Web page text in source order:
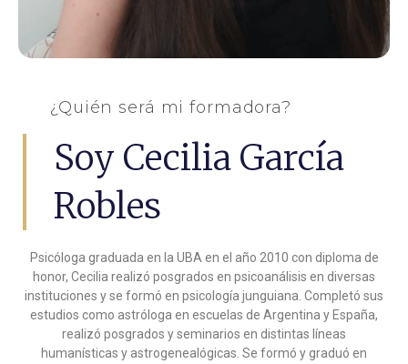
¿Quién será mi formadora?
Soy Cecilia García
Robles
Psicóloga graduada en la UBA en el año 2010 con diploma de
honor, Cecilia realizó posgrados en psicoanálisis en diversas
instituciones y se formó en psicología junguiana. Completó sus
estudios como astróloga en escuelas de Argentina y España,
realizó posgrados y seminarios en distintas líneas
humanísticas y astrogenealógicas. Se formó y graduó en